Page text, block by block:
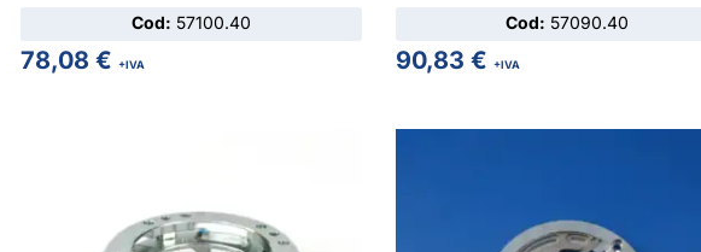
Cod: 57100.40
78,08 € +IVA
Cod: 57090.40
90,83€ +IVA